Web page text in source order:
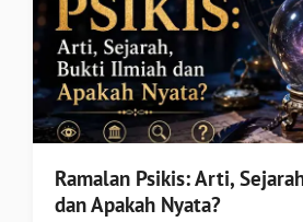
Ramalan Psikis: Arti,
dan Apakah Nyata?